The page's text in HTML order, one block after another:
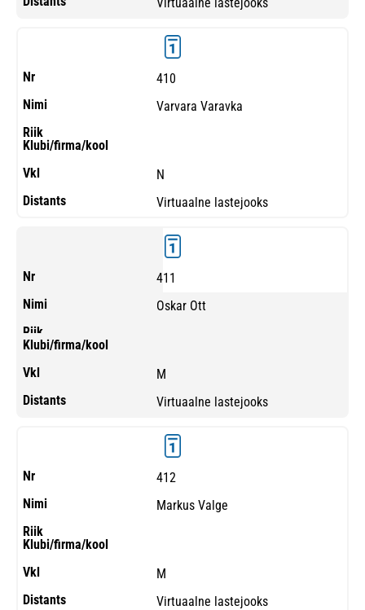
410
Varvara Varavka
N
Virtuaalne lastejooks
411
Oskar Ott
M
Virtuaalne lastejooks
412
Markus Valge
M
Virtuaalne lastejooks